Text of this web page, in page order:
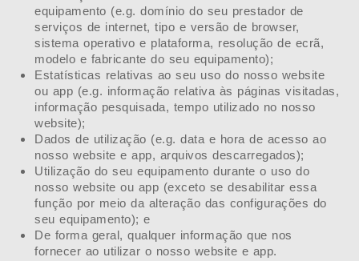
equipamento (e.g. domínio do seu prestador de
serviços de internet, tipo e versão de browser,
sistema operativo e plataforma, resolução de ecrã,
modelo e fabricante do seu equipamento);
Estatísticas relativas ao seu uso do nosso website
ou app (e.g. informação relativa às páginas visitadas,
informação pesquisada, tempo utilizado no nosso
website);
Dados de utilização (e.g. data e hora de acesso ao
nosso website e app, arquivos descarregados);
Utilização do seu equipamento durante o uso do
nosso website ou app (exceto se desabilitar essa
função por meio da alteração das configurações do
seu equipamento); e
De forma geral, qualquer informação que nos
fornecer ao utilizar o nosso website e app.